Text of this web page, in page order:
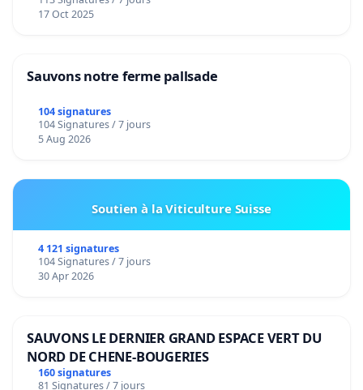
17 Oct 2025
Sauvons notre ferme pallsade
104 signatures
104 Signatures / 7 jours
5 Aug 2026
Soutien à la Viticulture Suisse
4 121 signatures
104 Signatures / 7 jours
30 Apr 2026
SAUVONS LE DERNIER GRAND ESPACE VERT DU
NORD DE CHENE-BOUGERIES
160 signatures
81 Signatures / 7 jours